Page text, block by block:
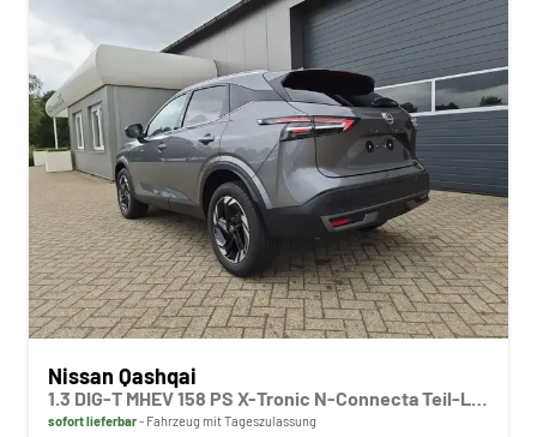
Nissan Qashqai
1.3 DIG-T MHEV 158 PS X-Tronic N-Connecta Teil-Leder PanoGlasdach Klimaautomatik Sitzheizung Lenkradheizung Navi ACC PDC v+h 360°Kamera DAB Bluetooth Touchscreen Apple CarPlay Android Auto 18"LM
sofort lieferbar Fahrzeug mit Tageszulassung